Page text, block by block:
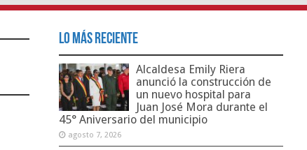
Lo Más Reciente
Alcaldesa Emily Riera
anunció la construcción de
un nuevo hospital para
Juan José Mora durante el
45° Aniversario del municipio
agosto 7, 2026